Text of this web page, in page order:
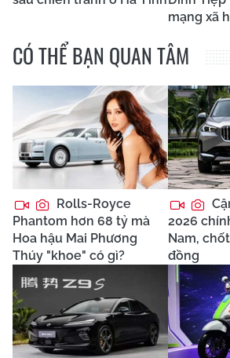
mạng xã
CÓ THỂ BẠN QUAN TÂM
Rolls-Royce
Phantom hơn 68 tỷ mà
Hoa hậu Mai Phương
Thúy "khoe" có gì?
2026
Nam,
đồng